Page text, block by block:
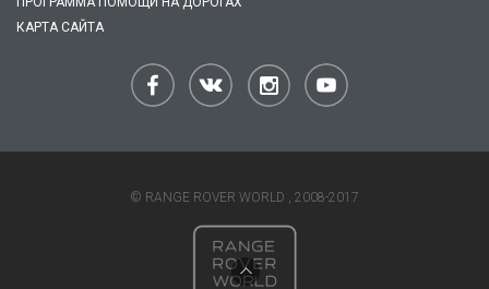
КАРТА САЙТА
© RANGE ROVER WORLD , 2008-2017